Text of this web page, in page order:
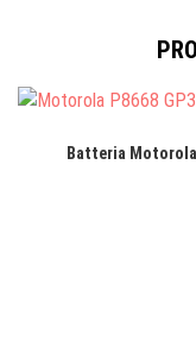
Batteria Motorola